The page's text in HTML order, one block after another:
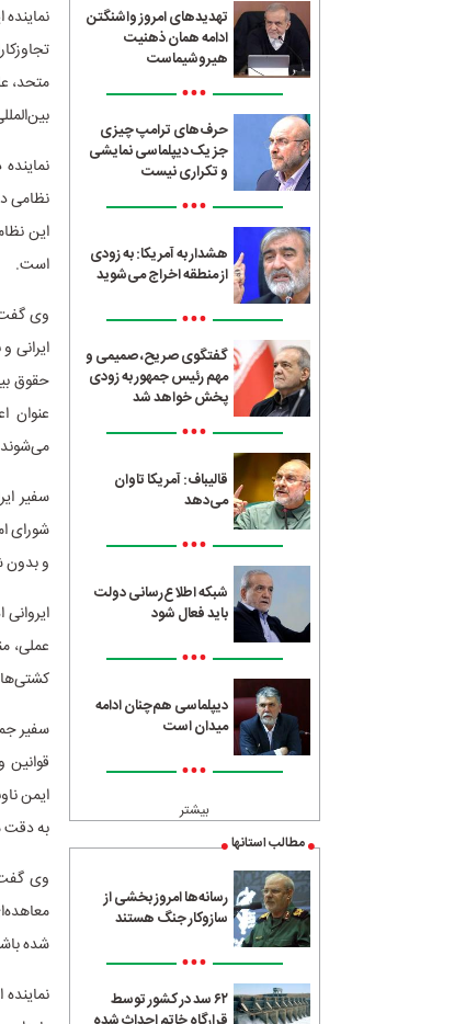
تهدیدهای امروز واشنگتن
ادامه همان ذهنیت
هیروشیماست
•••
حرف‌های ترامپ چیزی
جز یک دیپلماسی نمایشی
و تکراری نیست
•••
هشدار به آمریکا: به زودی
از منطقه اخراج می‌شوید
•••
گفتگوی صریح، صمیمی و
مهم رئیس جمهور به زودی
پخش خواهد شد
•••
قالیباف: آمریکا تاوان
می‌دهد
•••
شبکه اطلاع‌رسانی دولت
باید فعال شود
•••
دیپلماسی هم‌چنان ادامه
میدان است
•••
بیشتر
مطالب استانها
رسانه‌ها امروز بخشی از
سازوکار جنگ هستند
•••
۶۲ سد در کشور توسط
نظامی
این
است.
وی
ایرانی
حقوق
سفیر
شورای
و بدون
عملی،
کشتی‌ها
سفیر
ایمن
به دقت
شده